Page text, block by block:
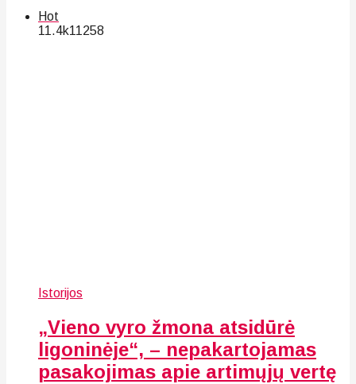
Hot
11.4k11258
Istorijos
„Vieno vyro žmona atsidūrė
ligoninėje“, – nepakartojamas
pasakojimas apie artimųjų vertę